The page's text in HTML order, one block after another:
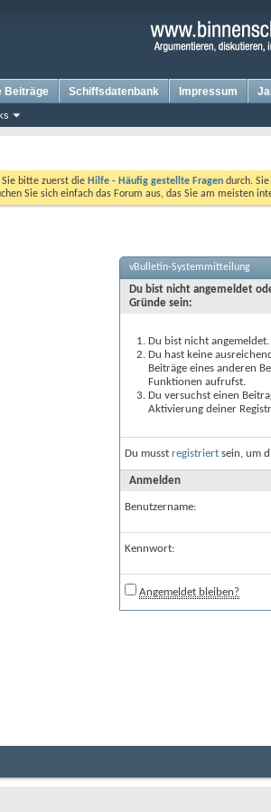
Beiträge Schiffsdatenbank Impressum
bitte zuerst die Hilfe - Häufig gestellte Fragen durch.
Sie sich einfach das Forum aus, das Sie am meisten
vBulletin-Systemmitteilung
Du bist nicht angemeldet
Gründe sein:
Du bist nicht
Du hast keine
Beiträge eines anderen
Funktionen aufrufst.
Du versuchst einen
Aktivierung deiner
Du musst registriert sein, um
Anmelden
Benutzername:
Kennwort:
Angemeldet bleiben?